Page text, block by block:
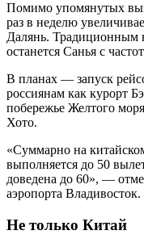
Помимо упомянутых
раз в неделю
Далянь. Традиционным
останется Санья с
В планах — запуск
россиянам как курорт
побережье Желтого
Хото.
«Суммарно на
выполняется до 50
доведена до 60», —
аэропорта Владивосток.
Не только Китай